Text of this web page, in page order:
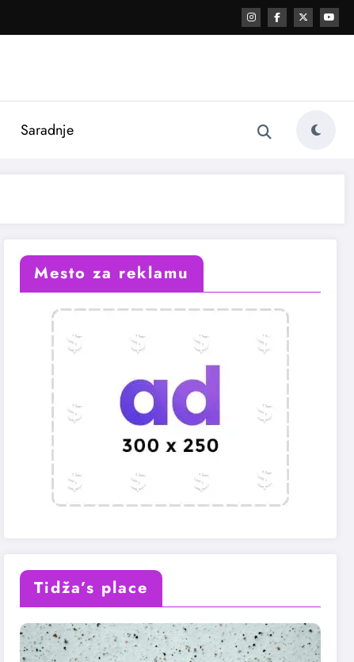
Saradnje
Mesto za reklamu
Tidža’s place